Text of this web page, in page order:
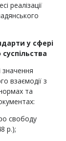
реалізації
у сфері
значення
взаємодії з
та
свободу
р.);